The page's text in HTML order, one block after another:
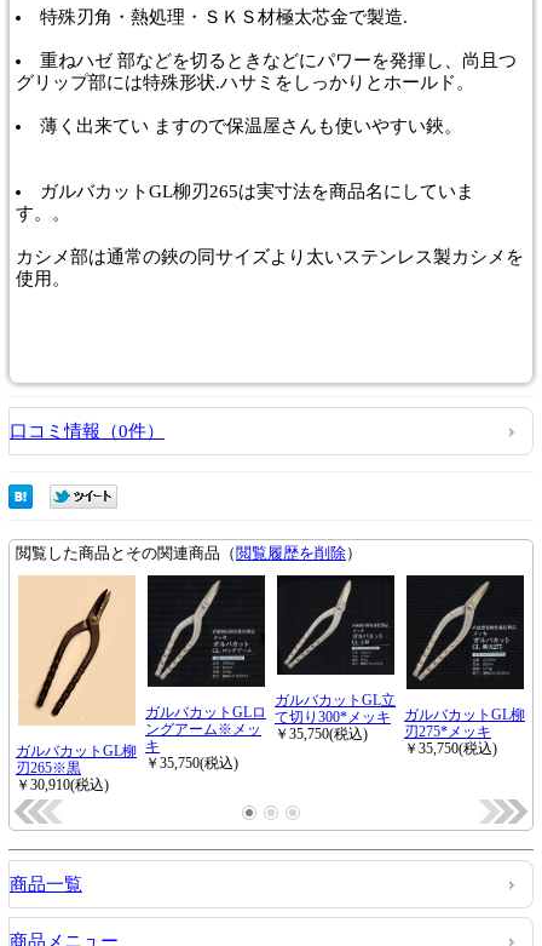
特殊刃角・熱処理・ＳＫＳ材極太芯金で製造.
重ねハゼ 部などを切るときなどにパワーを発揮し、尚且つ
グリップ部には特殊形状.ハサミをしっかりとホールド。
薄く出来てい ますので保温屋さんも使いやすい鋏。
ガルバカットGL柳刃265は実寸法を商品名にしていま
す。。
カシメ部は通常の鋏の同サイズより太いステンレス製カシメを
使用。
口コミ情報（0件）
商品一覧
商品メニュー